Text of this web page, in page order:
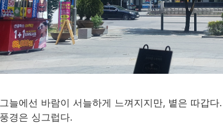
늘에선 바람이 서늘하게 느껴지지만, 볕은 따갑
경은 싱그럽다.